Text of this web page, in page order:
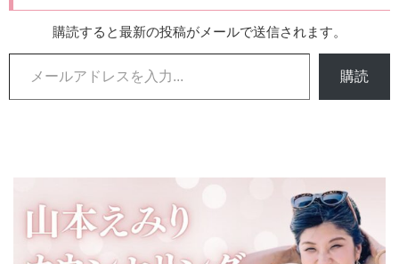
購読すると最新の投稿がメールで送信されます。
メールアドレスを入力...
購読